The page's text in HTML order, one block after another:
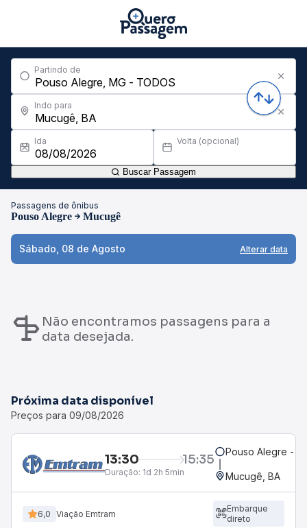
Partindo de
Indo para
Ida Volta (opcional)
Buscar Passagem
Passagens de ônibus
Pouso Alegre Mucugê
Sábado, 08 de Agosto Alterar data
Não encontramos passagens para a
data desejada.
Próxima data disponível
Preços para 09/08/2026
13:30 15:35
Duração: 1d 2h 5min
Pouso Alegre -
Mucugê, BA
6,0 Viação Emtram
Embarque
direto